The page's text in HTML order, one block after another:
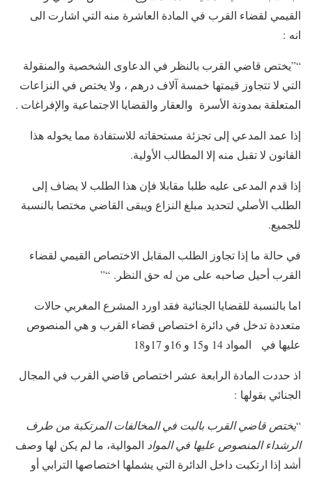
القيمي لقضاء القرب في المادة العاشرة منه التي اشارت الى
انه :
“”يختص قاضي القرب بالنظر في الدعاوى الشخصية والمنقولة
التي لا تتجاوز قيمتها خمسة آلاف درهم ، ولا يختص في النزاعات
المتعلقة بمدونة الأسرة والعقار والقضايا الاجتماعية والإفراغات .
إذا عمد المدعي إلى تجزئة مستحقاته للاستفادة مما يخوله هذا
القانون لا تقبل منه إلا المطالب الأولية.
إذا قدم المدعى عليه طلبا مقابلا فإن هذا الطلب لا يضاف إلى
الطلب الأصلي لتحديد مبلغ النزاع ويبقى القاضي مختصا بالنسبة
للجميع.
في حالة ما إذا تجاوز الطلب المقابل الاختصاص القيمي لقضاء
القرب أحيل صاحبه على من له حق النظر. “”
اما بالنسبة للقضايا الجنائية فقد اورد المشرع المغربي حالات
متعددة تدخل في دائرة اختصاص قضاء القرب و هي المنصوص
عليها في المواد 14 و15 و 16و 17و18
اذ حددت المادة الرابعة عشر اختصاص قاضي القرب في المجال
الجنائي بقولها :
“يختص قاضي القرب بالبت في المخالفات المرتكبة من طرف
الرشداء المنصوص عليها في المواد الموالية، ما لم يكن لها وصف
أشد إذا ارتكبت داخل الدائرة التي يشملها اختصاصها الترابي أو